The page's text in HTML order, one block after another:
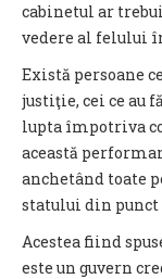
cabinetul ar
vedere al felului
Există persoane
justiţie, cei ce au
lupta împotriva
această
anchetând toate
statului din punct
Acestea fiind
este un guvern